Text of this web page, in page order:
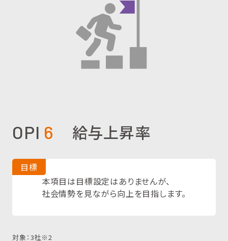
OPI 6 給与上昇率
目標
本項目は目標設定はありませんが、
社会情勢を見ながら向上を目指します。
対象：3社※2